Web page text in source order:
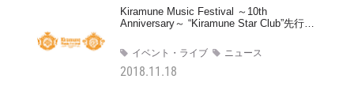
2018.11.18
Kiramune Music Festival ～10th
Anniversary～ “Kiramune Star Club”先行受
イベント・ライブ ニュース